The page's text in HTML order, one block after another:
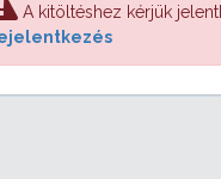
A kitöltéshez kérjük